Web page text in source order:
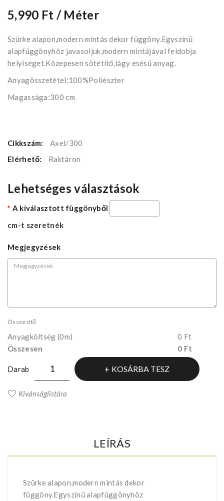
5,990 Ft / Méter
Szürke alapon,modern mintás dekor függöny.Egyszínű
alapfüggönyhöz javasoljuk,modern mintájával feldobja
helyiséget.Közepesen sötétítő,lágy esésű anyag.
Anyagösszetétel:100%Poliészter
Magassága:300 cm
Cikkszám:
Axel/300
Elérhető:
Raktáron
Lehetséges választások
A kiválasztott függönyből
cm-t szeretnék
Megjegyzések
Összesítő
Anyagköltség (0m)
0 Ft
Összesen
0 Ft
Darab KOSÁRBA TESZ
Kívánságlistára
LEÍRÁS
Szürke alapon,modern mintás dekor
függöny.Egyszínű alapfüggönyhöz